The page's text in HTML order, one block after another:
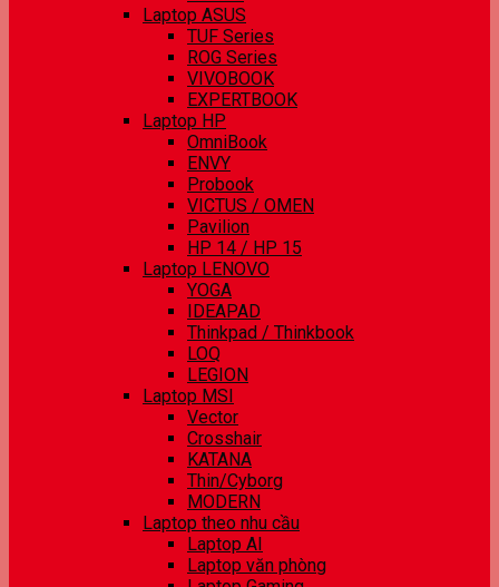
Laptop ASUS
TUF Series
ROG Series
VIVOBOOK
EXPERTBOOK
Laptop HP
OmniBook
ENVY
Probook
VICTUS / OMEN
Pavilion
HP 14 / HP 15
Laptop LENOVO
YOGA
IDEAPAD
Thinkpad / Thinkbook
LOQ
LEGION
Laptop MSI
Vector
Crosshair
KATANA
Thin/Cyborg
MODERN
Laptop theo nhu cầu
Laptop AI
Laptop văn phòng